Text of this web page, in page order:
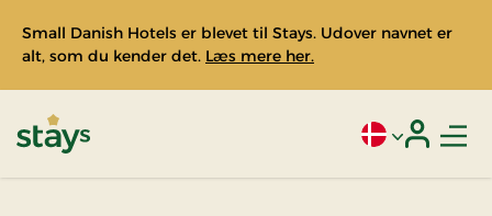
Small Danish Hotels er blevet til Stays. Udover navnet er
alt, som du kender det. Læs mere her.
Aktivt sprog: